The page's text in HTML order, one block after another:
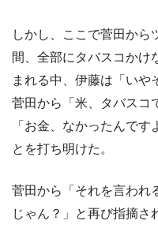
しかし、ここで菅田から
間、全部にタバスコかけ
まれる中、伊藤は「い
菅田から「米、タバスコ
「お金、なかったんで
とを打ち明けた。
菅田から「それを言われ
じゃん？」と再び指摘さ